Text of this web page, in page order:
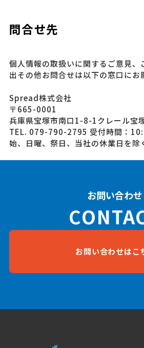
問合せ先
個人情報の取扱いに関するご意見、
出その他お問合せは以下の窓口にお
Spread株式会社
〒665-0001
兵庫県宝塚市南口1-8-1クレール宝
TEL. 079-790-2795 受付時間：
始、日曜、祭日、当社の休業日を除
お問い合わせ
お問い合わせはこ